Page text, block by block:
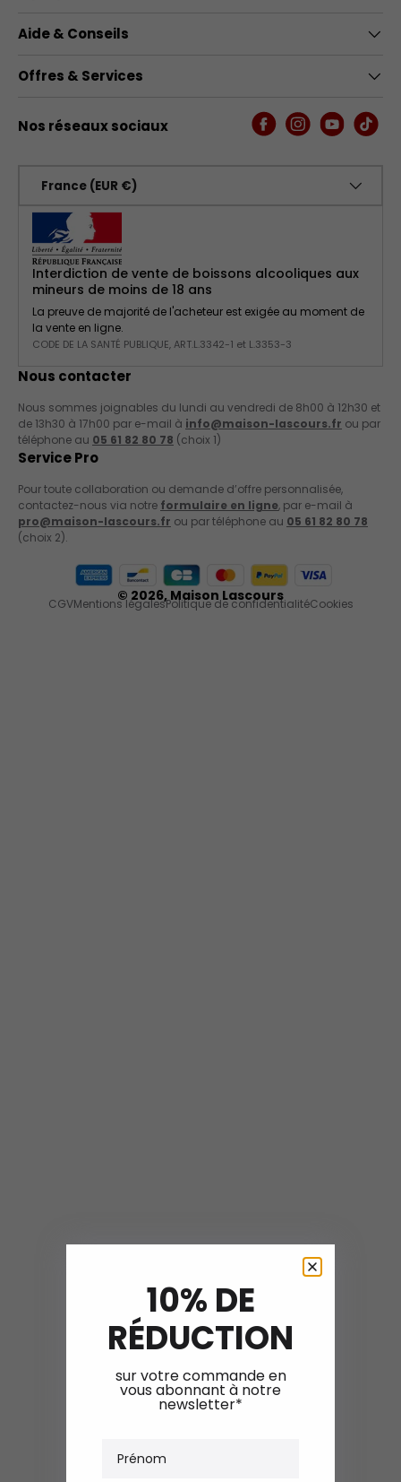
Aide & Conseils
Offres & Services
Nos réseaux sociaux FacebookInstagram
YouTube
France (EUR €)
Interdiction de vente de boissons alcooliques aux
mineurs de moins de 18 ans
La preuve de majorité de l'acheteur est exigée au moment de
la vente en ligne.
CODE DE LA SANTÉ PUBLIQUE, ART.L.3342-1 et L.3353-3
Nous contacter
Nous sommes joignables du lundi au vendredi de 8h00 à 12h30 et
de 13h30 à 17h00 par e-mail à info@maison-lascours.fr ou par
téléphone au 05 61 82 80 78 (choix 1)
Service Pro
Pour toute collaboration ou demande d’offre personnalisée,
contactez-nous via notre formulaire en ligne, par e-mail à
pro@maison-lascours.fr ou par téléphone au 05 61 82 80 78
(choix 2).
Moyens de paiement acceptés
© 2026,Maison Lascours
CGVMentions légalesPolitique de confidentialitéCookies
10% DE
RÉDUCTION
sur votre commande en
vous abonnant à notre
newsletter*